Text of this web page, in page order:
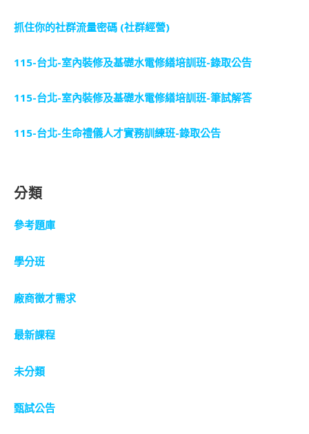
抓住你的社群流量密碼 (社群經營)
115-台北-室內裝修及基礎水電修繕培訓班-錄取公告
115-台北-室內裝修及基礎水電修繕培訓班-筆試解答
115-台北-生命禮儀人才實務訓練班-錄取公告
分類
參考題庫
學分班
廠商徵才需求
最新課程
未分類
甄試公告